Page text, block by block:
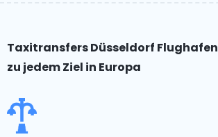
Taxitransfers Düsseldorf Flughafen
zu jedem Ziel in Europa